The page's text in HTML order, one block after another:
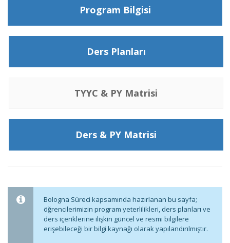
Program Bilgisi
Ders Planları
TYYC & PY Matrisi
Ders & PY Matrisi
Bologna Süreci kapsamında hazırlanan bu sayfa;
öğrencilerimizin program yeterlilikleri, ders planları ve
ders içeriklerine ilişkin güncel ve resmi bilgilere
erişebileceği bir bilgi kaynağı olarak yapılandırılmıştır.